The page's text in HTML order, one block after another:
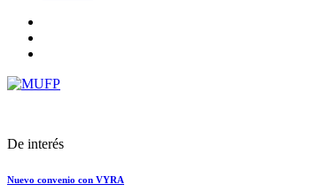
De interés
Nuevo convenio con VYRA